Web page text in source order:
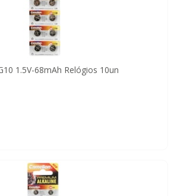
1.5V-68mAh Relógios 10un